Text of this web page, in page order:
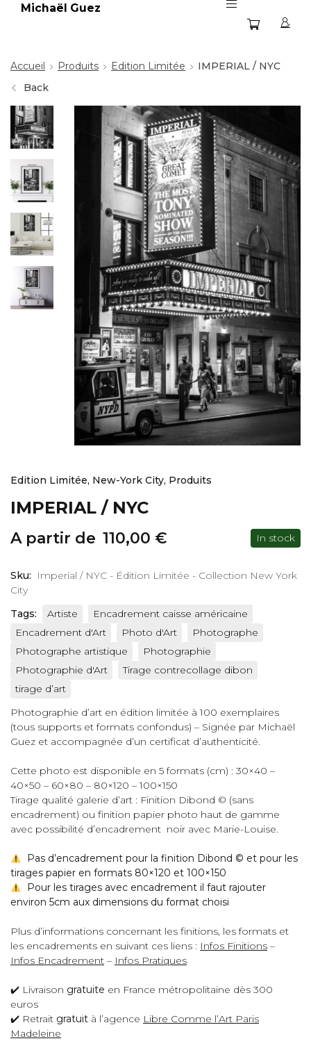
Michaël Guez
Accueil Produits Edition Limitée
IMPERIAL / NYC
Back
Edition Limitée, New-York City, Produits
IMPERIAL / NYC
A partir de 110,00 € In stock
Sku:
Imperial / NYC - Édition Limitée - Collection New York
City
Tags:
Artiste
Encadrement caisse américaine
Encadrement d'Art
Photo d'Art
Photographe
Photographe artistique
Photographie
Photographie d'Art
Tirage contrecollage dibon
tirage d’art
Photographie d’art en édition limitée à 100 exemplaires
(tous supports et formats confondus) – Signée par Michaël
Guez et accompagnée d’un certificat d’authenticité.
Cette photo est disponible en 5 formats (cm) : 30×40 –
40×50 – 60×80 – 80×120 – 100×150
Tirage qualité galerie d’art : Finition Dibond © (sans
encadrement) ou finition papier photo haut de gamme
avec possibilité d’encadrement noir avec Marie-Louise.
Pas d’encadrement pour la finition Dibond © et pour les
tirages papier en formats 80×120 et 100×150
Pour les tirages avec encadrement il faut rajouter
environ 5cm aux dimensions du format choisi
Plus d’informations concernant les finitions, les formats et
les encadrements en suivant ces liens : Infos Finitions –
Infos Encadrement – Infos Pratiques
✔️ Livraison gratuite en France métropolitaine dès 300
euros
✔️ Retrait gratuit à l’agence Libre Comme l’Art Paris
Madeleine